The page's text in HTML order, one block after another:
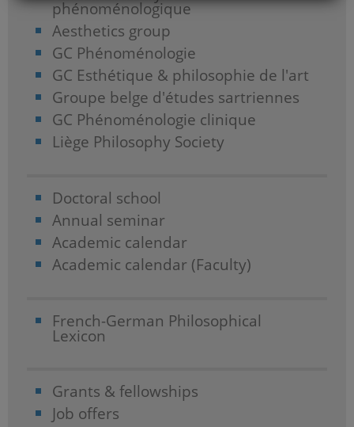
phénoménologique
Aesthetics group
GC Phénoménologie
GC Esthétique & philosophie de l'art
Groupe belge d'études sartriennes
GC Phénoménologie clinique
Liège Philosophy Society
Doctoral school
Annual seminar
Academic calendar
Academic calendar (Faculty)
French-German Philosophical
Lexicon
Grants & fellowships
Job offers